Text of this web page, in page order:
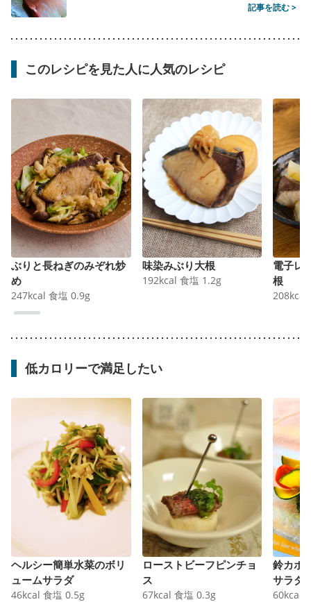
記事を読む >
このレシピを見た人に人気のレシピ
ぶりと長ねぎのみぞれ炒
め
247kcal 食塩 0.9g
味染みぶり大根
192kcal 食塩 1.2g
電子レ
根
208kcal
低カロリーで満足したい
ヘルシー簡単水菜のボリ
ュームサラダ
46kcal 食塩 0.5g
ローストビーフピンチョ
ス
67kcal 食塩 0.3g
鈴カボ
サラダ
60kcal